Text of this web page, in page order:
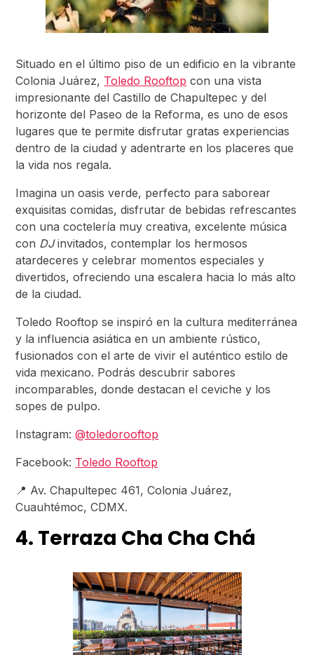
Situado en el último piso de un edificio en la vibrante
Colonia Juárez, Toledo Rooftop con una vista
impresionante del Castillo de Chapultepec y del
horizonte del Paseo de la Reforma, es uno de esos
lugares que te permite disfrutar gratas experiencias
dentro de la ciudad y adentrarte en los placeres que
la vida nos regala.
Imagina un oasis verde, perfecto para saborear
exquisitas comidas, disfrutar de bebidas refrescantes
con una coctelería muy creativa, excelente música
con DJinvitados, contemplar los hermosos
atardeceres y celebrar momentos especiales y
divertidos, ofreciendo una escalera hacia lo más alto
de la ciudad.
Toledo Rooftop se inspiró en la cultura mediterránea
y la influencia asiática en un ambiente rústico,
fusionados con el arte de vivir el auténtico estilo de
vida mexicano. Podrás descubrir sabores
incomparables, donde destacan el ceviche y los
sopes de pulpo.
Instagram:@toledorooftop
Facebook: Toledo Rooftop
📍 Av. Chapultepec 461, Colonia Juárez,
Cuauhtémoc, CDMX.
4. Terraza Cha Cha Chá